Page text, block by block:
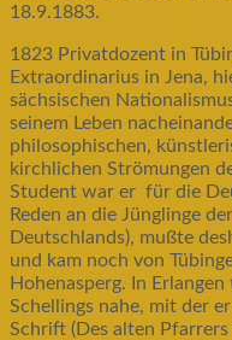
18.9.1883.
1823 Privatdozent in
Extraordinarius in Jena,
sächsischen
seinem Leben
philosophischen,
kirchlichen Strömungen
Student war er für die
Reden an die Jünglinge
Deutschlands), mußte
und kam noch von
Hohenasperg. In
Schellings nahe, mit der
Schrift (Des alten Pfarrers